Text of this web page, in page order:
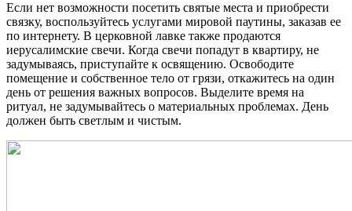
Если нет возможности посетить святые места и приобрести
связку, воспользуйтесь услугами мировой паутины, заказав ее
по интернету. В церковной лавке также продаются
иерусалимские свечи. Когда свечи попадут в квартиру, не
задумываясь, приступайте к освящению. Освободите
помещение и собственное тело от грязи, откажитесь на один
день от решения важных вопросов. Выделите время на
ритуал, не задумывайтесь о материальных проблемах. День
должен быть светлым и чистым.